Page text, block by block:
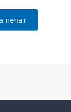
печат